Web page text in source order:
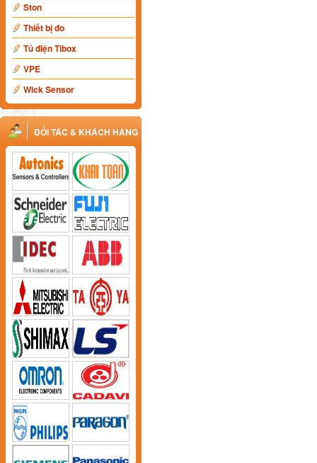
Ston
Thiết bị đo
Tủ điện Tibox
VPE
Wick Sensor
ĐỐI TÁC & KHÁCH HÀNG